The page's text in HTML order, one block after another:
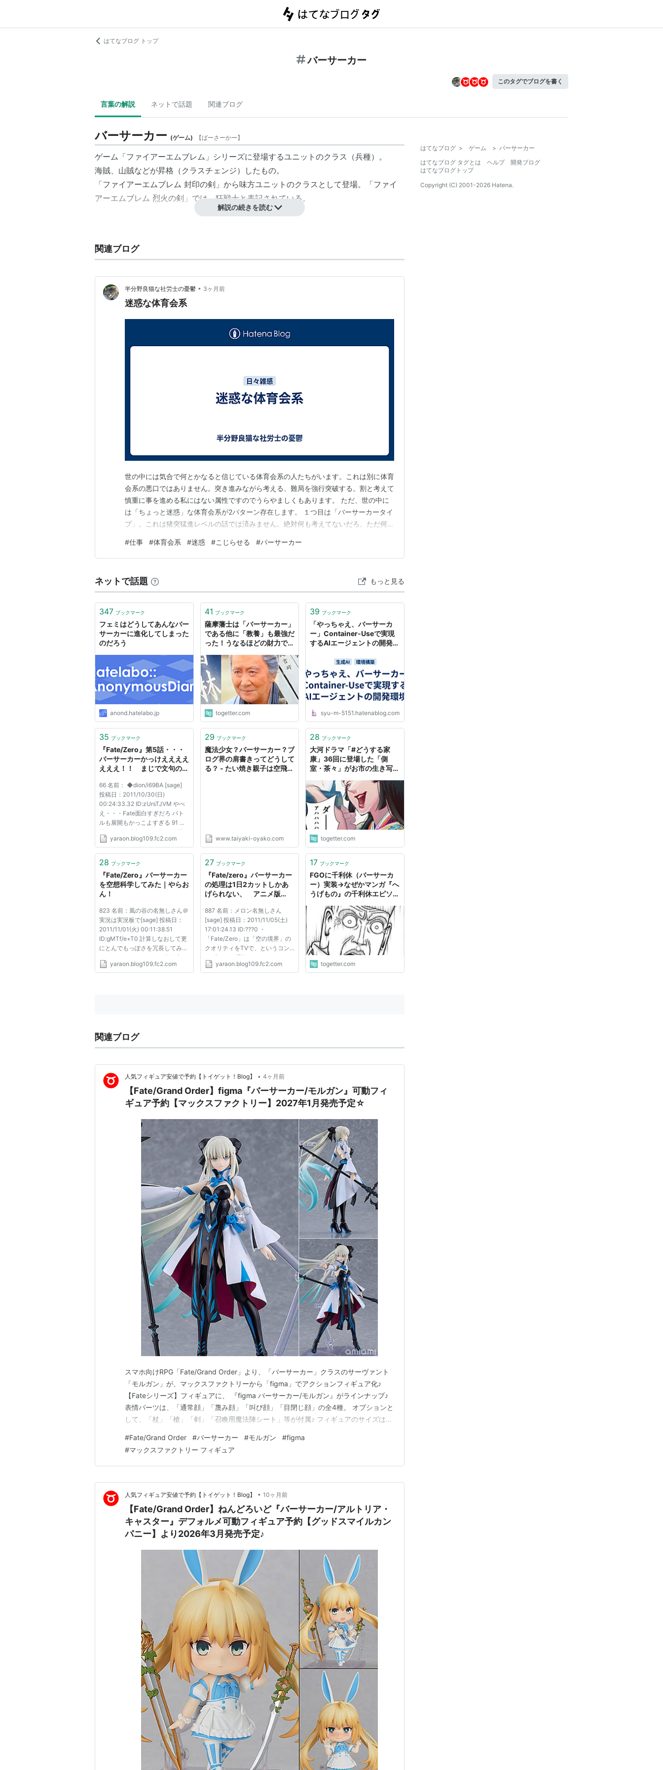
はてなブログ トップ
バーサーカー
このタグでブログを書く
言葉の解説 ネットで話題 関連ブログ
バーサーカー (ゲーム) 【ばーさーかー】
ゲーム「ファイアーエムブレム」シリーズに登場するユニットのクラス（兵種）。
海賊、山賊などが昇格（クラスチェンジ）したもの。
「ファイアーエムブレム 封印の剣」から味方ユニットのクラスとして登場。「ファイ
アーエムブレム 烈火の剣」では、狂戦士と表記されている。
berserker
北欧神話に登場する戦士、ベルセルクル（Berserkr）が起源。戦場で狂ったように吼え
＝ber）の毛皮のコート（coat＝serkr）を着ていたためとされる。
この伝説から転じて、狂戦士、凶暴な人を意味するようになった。
特に、ファンタジー作品には狂戦士としてのバーサーカーが登場することも多い。
解説の続きを読む
関連ブログ
半分野良猫な社労士の憂鬱 • 3ヶ月前
迷惑な体育会系
世の中には気合で何とかなると信じている体育会系の人たちがいます。これは別に体育
会系の悪口ではありません。突き進みながら考える、難局を強行突破する。割と考えて
慎重に事を進める私にはない属性ですのでうらやましくもあります。 ただ、世の中に
は「ちょっと迷惑」な体育会系が2パターン存在します。 １つ目は「バーサーカータイ
プ」。これは猪突猛進レベルの話では済みません。絶対何も考えてないだろ、ただ何か
敵味方関係なく突っかかってきますから、もう制御のしようがありません。結果が出る
こともありますが、多くの場合ろくなことになりません。…
#仕事 #体育会系 #迷惑 #こじらせる #バーサーカー
ネットで話題 もっと見る
347 ブックマーク
フェミはどうしてあんなバー
サーカーに進化してしまった
のだろう
anond.hatelabo.jp
41 ブックマーク
薩摩藩士は「バーサーカー」
である他に「教養」も最強だ
った！うなるほどの財力で集
んあるよ
togetter.com
39 ブックマーク
「やっちゃえ、バーサーカ
ー」Container-Useで実現
するAIエージェントの開発環
syu-m-5151.hatenablog.com
35 ブックマーク
『Fate/Zero』第5話・・・
バーサーカーかっけええええ
えええ！！ まじで文句のな
66 名前： ◆dion/i69BA [sage]
投稿日：2011/10/30(日)
00:24:33.32 ID:zUrsTJVM やべ
え・・・Fate面白すぎだろ バト
ルも展開もかっこよすぎる 91 名
前：LIVEの名無しさん[sage] 投
稿日：2011/10/30(日)
イダーさんが主人公でいいよね
前：LIVEの名無しさん[...
yaraon.blog109.fc2.com
29 ブックマーク
魔法少女？バーサーカー？ブ
ログ界の肩書きってどうして
る？ - たい焼き親子は空飛ぶ
www.taiyaki-oyako.com
28 ブックマーク
大河ドラマ「#どうする家
康」36回に登場した「側
室・茶々」がお市の生き写し
える
togetter.com
28 ブックマーク
『Fate/Zero』バーサーカー
を空想科学してみた｜やらお
ん！
823 名前：風の谷の名無しさん＠
実況は実況板で[sage] 投稿日：
2011/11/01(火) 00:11:38.51
ID:gMTf/e+T0 計算しなおして更
にとんでもっぽさを冗長してみた
バーサーカーちゃんマジ格好良い
おじさんは頑張れマジがんばれ
yaraon.blog109.fc2.com
27 ブックマーク
『Fate/zero』バーサーカー
の処理は1日2カットしかあ
げられない、 アニメ版
の予定は？→ ありません ｜
やらおん！
887 名前：メロン名無しさん
[sage] 投稿日：2011/11/05(土)
17:01:24.13 ID:???0 ・
「Fate/Zero」は「空の境界」の
クオリティをTVで、というコン
セプトが 最初からあった ・
Zeroの今日の放送分（6話）では
yaraon.blog109.fc2.com
17 ブックマーク
FGOに千利休（バーサーカ
ー）実装→なぜかマンガ『へ
うげもの』の千利休エピソー
togetter.com
関連ブログ
人気フィギュア安値で予約【トイゲット！Blog】 • 4ヶ月前
【Fate/Grand Order】figma『バーサーカー/モルガン』可動フィ
ギュア予約【マックスファクトリー】2027年1月発売予定☆
スマホ向けRPG「Fate/Grand Order」より、「バーサーカー」クラスのサーヴァント
「モルガン」が、マックスファクトリーから「figma」でアクションフィギュア化♪
【Fateシリーズ】フィギュアに、 『figma バーサーカー/モルガン』がラインナップ♪
表情パーツは、「通常顔」「蔑み顔」「叫び顔」「目閉じ顔」の全4種。 オプションと
して、「杖」「槍」「剣」「召喚用魔法陣シート」等が付属♪ フィギュアのサイズは、
ー）。 （※敬称略） 【限定販売】figma『バーサーカー/モルガン』Fate/Grand…
#Fate/Grand Order #バーサーカー #モルガン #figma
#マックスファクトリー フィギュア
人気フィギュア安値で予約【トイゲット！Blog】 • 10ヶ月前
【Fate/Grand Order】ねんどろいど『バーサーカー/アルトリア・
キャスター』デフォルメ可動フィギュア予約【グッドスマイルカン
パニー】より2026年3月発売予定♪
はてなブログ > ゲーム > バーサーカー
はてなブログ タグとは
ヘルプ
開発ブログ
はてなブログトップ
Copyright (C) 2001-2026 Hatena.